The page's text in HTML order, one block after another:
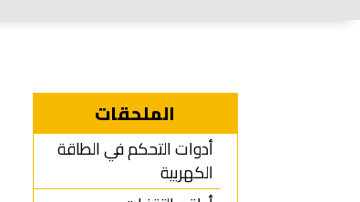
الملحقات
أدوات التحكم في الطاقة
الكهربية